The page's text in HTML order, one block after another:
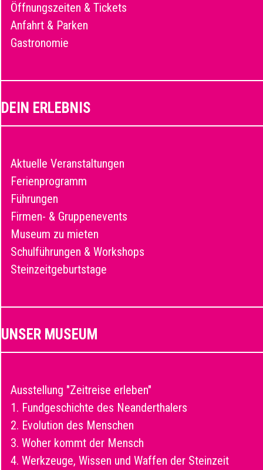
Öffnungszeiten & Tickets
Anfahrt & Parken
Gastronomie
DEIN ERLEBNIS
Aktuelle Veranstaltungen
Ferienprogramm
Führungen
Firmen- & Gruppenevents
Museum zu mieten
Schulführungen & Workshops
Steinzeitgeburtstage
UNSER MUSEUM
Ausstellung "Zeitreise erleben"
1. Fundgeschichte des Neanderthalers
2. Evolution des Menschen
3. Woher kommt der Mensch
4. Werkzeuge, Wissen und Waffen der Steinzeit